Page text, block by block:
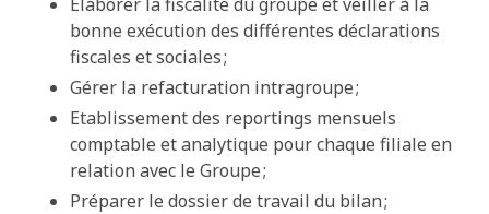
bonne exécution des différentes déclarations
fiscales et sociales ;
Gérer la refacturation intragroupe ;
Etablissement des reportings mensuels
comptable et analytique pour chaque filiale en
relation avec le Groupe ;
Préparer le dossier de travail du bilan ;